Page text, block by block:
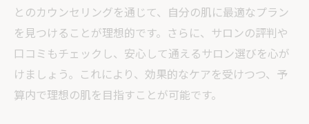
とのカウンセリングを通じて、自分の肌に最適なプラン
を見つけることが理想的です。さらに、サロンの評判や
口コミもチェックし、安心して通えるサロン選びを心が
けましょう。これにより、効果的なケアを受けつつ、予
算内で理想の肌を目指すことが可能です。